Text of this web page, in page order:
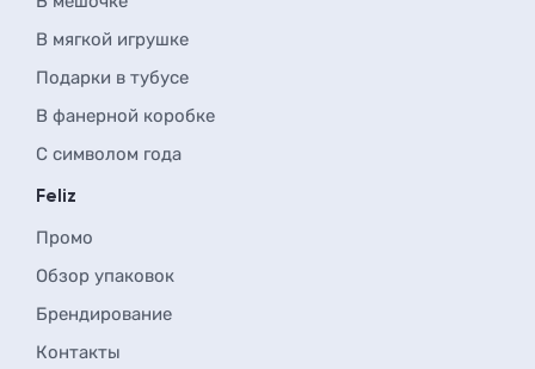
В мягкой игрушке
Подарки в тубусе
В фанерной коробке
С символом года
Feliz
Промо
Обзор упаковок
Брендирование
Контакты